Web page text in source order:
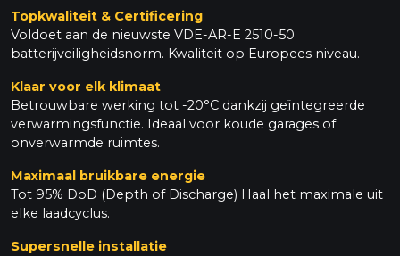
Topkwaliteit & Certificering
Voldoet aan de nieuwste VDE-AR-E 2510-50
batterijveiligheidsnorm. Kwaliteit op Europees niveau.
Klaar voor elk klimaat
Betrouwbare werking tot -20°C dankzij geïntegreerde
verwarmingsfunctie. Ideaal voor koude garages of
onverwarmde ruimtes.
Maximaal bruikbare energie
Tot 95% DoD (Depth of Discharge) Haal het maximale uit
elke laadcyclus.
Supersnelle installatie